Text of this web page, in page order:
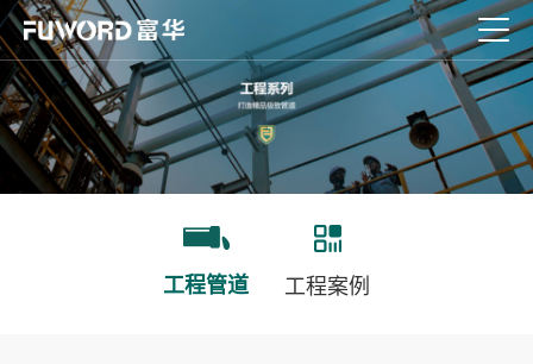
工程管道 工程案例